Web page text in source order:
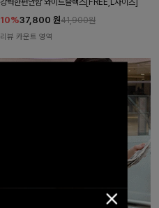
강력한편안함 와이드슬랙스[FREE,L사이즈]
10%37,800 원41,900원
리뷰 카운트 영역